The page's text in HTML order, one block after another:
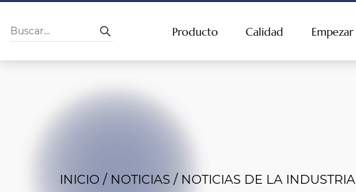
Producto Calidad Empezar
INICIO / NOTICIAS / NOTICIAS DE LA INDUSTRIA